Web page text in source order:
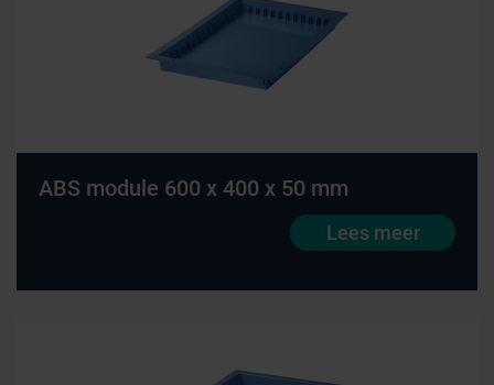
ABS module 600 x 400 x 50 mm
Lees meer